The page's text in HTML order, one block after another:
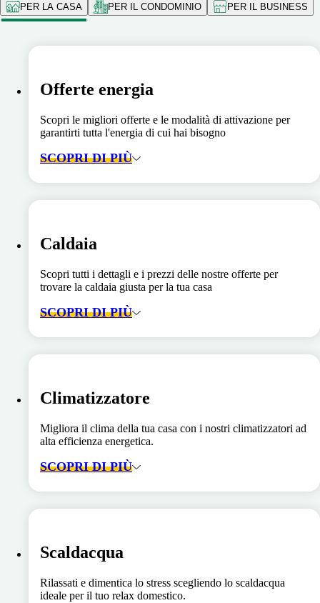
PER LA CASA PER IL CONDOMINIO PER IL BUSINESS
Offerte energia
Scopri le migliori offerte e le modalità di attivazione per
garantirti tutta l'energia di cui hai bisogno
SCOPRI DI PIÙ
Caldaia
Scopri tutti i dettagli e i prezzi delle nostre offerte per
trovare la caldaia giusta per la tua casa
SCOPRI DI PIÙ
Climatizzatore
Migliora il clima della tua casa con i nostri climatizzatori ad
alta efficienza energetica.
SCOPRI DI PIÙ
Scaldacqua
Rilassati e dimentica lo stress scegliendo lo scaldacqua
ideale per il tuo relax domestico.